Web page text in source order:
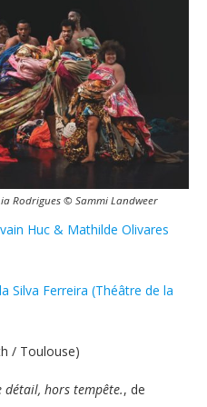
Rodrigues © Sammi Landweer
Huc & Mathilde Olivares
Silva Ferreira (Théâtre de la
/ Toulouse)
détail, hors tempête., de